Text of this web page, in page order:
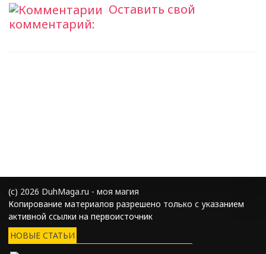
Оставить свой
комментарий:
(с) 2026 DuhMaga.ru - моя магия
Копирование материалов разрешено только с указанием
активной ссылки на первоисточник
НОВЫЕ СТАТЬИ